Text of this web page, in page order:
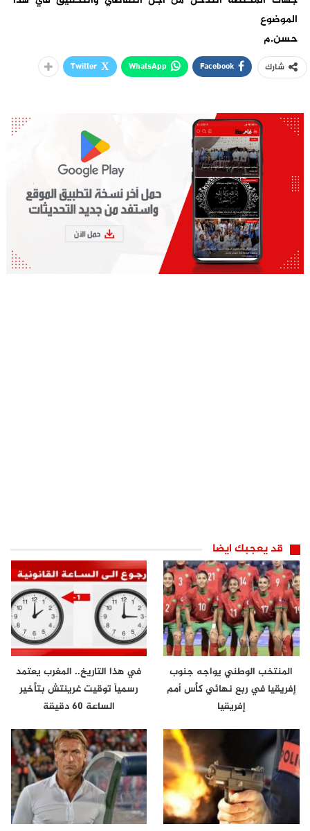
الموضوع
حسن.م
شارك Facebook
WhatsApp
Twitter
قد يعجبك ايضا
المنتخب الوطني يواجه جنوب
إفريقيا في ربع نهائي كأس أمم
إفريقيا
في هذا التاريخ.. المغرب يعتمد
رسمياً توقيت غرينتش بتأخير
الساعة 60 دقيقة